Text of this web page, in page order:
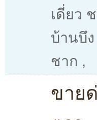
เดี่ยว
บ้านบึง
ชาก ,
ขาย